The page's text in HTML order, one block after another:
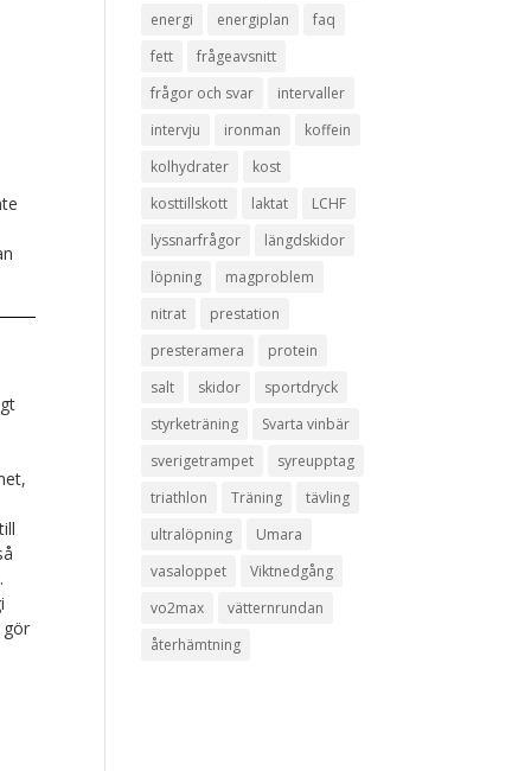
gör
energi
energiplan
faq
fett
frågeavsnitt
frågor och svar
intervaller
intervju
ironman
koffein
kolhydrater
kost
kosttillskott
laktat
LCHF
lyssnarfrågor
längdskidor
löpning
magproblem
nitrat
prestation
presteramera
protein
salt
skidor
sportdryck
styrketräning
Svarta vinbär
sverigetrampet
syreupptag
triathlon
Träning
tävling
ultralöpning
Umara
vasaloppet
Viktnedgång
vo2max
vätternrundan
återhämtning